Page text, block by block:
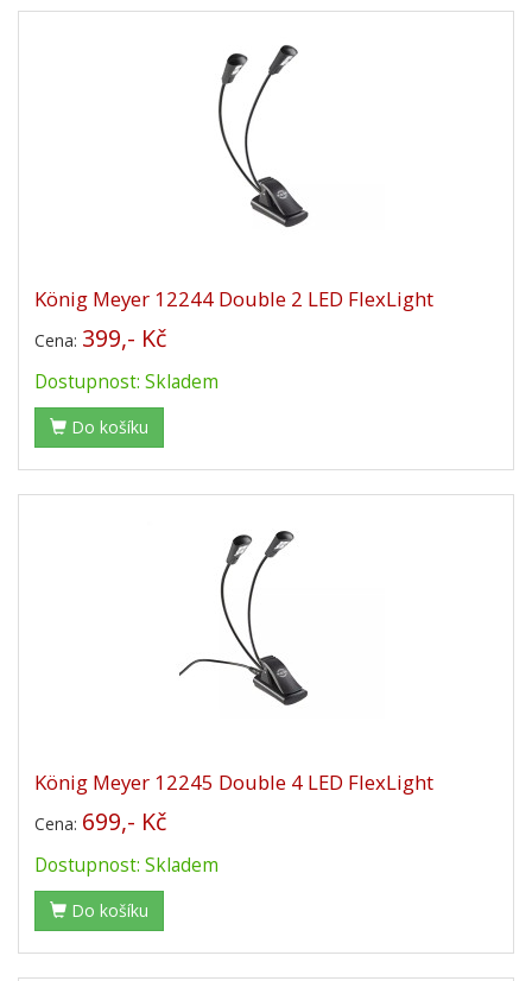
König Meyer 12244 Double 2 LED FlexLight
Cena: 399,- Kč
Dostupnost: Skladem
Do košíku
König Meyer 12245 Double 4 LED FlexLight
Cena: 699,- Kč
Dostupnost: Skladem
Do košíku